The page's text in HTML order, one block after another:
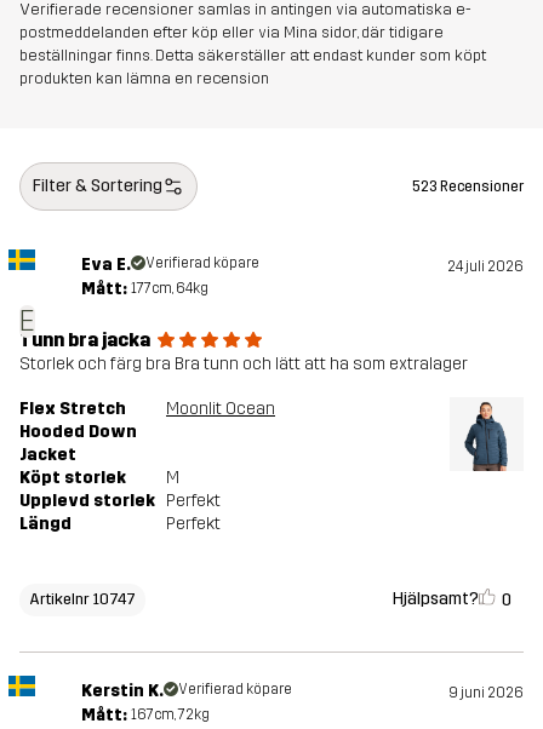
Verifierade recensioner samlas in antingen via automatiska e-
postmeddelanden efter köp eller via Mina sidor, där tidigare
beställningar finns. Detta säkerställer att endast kunder som köpt
produkten kan lämna en recension
Filter & Sortering 523 Recensioner
E
Eva E. Verifierad köpare 24 juli 2026
Mått: 177cm, 64kg
Tunn bra jacka
Storlek och färg bra Bra tunn och lätt att ha som extralager
Flex Stretch
Hooded Down
Jacket
Moonlit Ocean
Köpt storlek
M
Upplevd storlek Perfekt
Längd
Perfekt
Artikelnr 10747 Hjälpsamt? 0
Kerstin K. Verifierad köpare 9 juni 2026
Mått: 167cm, 72kg